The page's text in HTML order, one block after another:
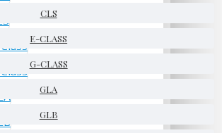
CLS
E-CLASS
G-CLASS
GLA
GLB